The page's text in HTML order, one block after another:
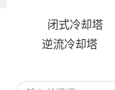
闭式冷却塔
逆流冷却塔